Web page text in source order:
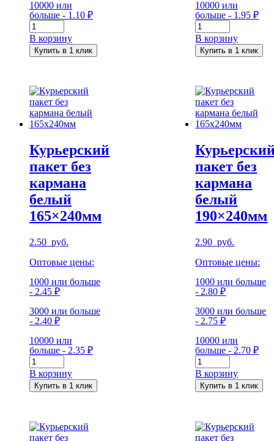
10000 или
больше - 1.10 ₽
Количество
Курьерский
пакет
без
100x150мм
В корзину
Купить в 1 клик
10000 или
больше - 1.95 ₽
Количество
Курьерский
пакет
без
150x210мм
В корзину
Купить в 1 клик
Курьерский
пакет без
кармана
белый
165×240мм
2.50 руб.
Оптовые цены:
1000 или больше
- 2.45 ₽
3000 или больше
- 2.40 ₽
10000 или
больше - 2.35 ₽
Количество
Курьерский
пакет
без
165x240мм
В корзину
Купить в 1 клик
пакет без
кармана
белый
190×240мм
2.90 руб.
Оптовые цены:
1000 или больше
- 2.80 ₽
3000 или больше
- 2.75 ₽
10000 или
больше - 2.70 ₽
Количество
Курьерский
пакет
без
190x240мм
В корзину
Купить в 1 клик